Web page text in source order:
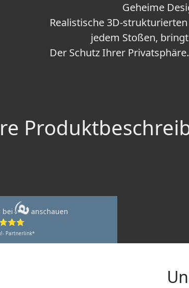
Geheime
Realistische 3D-
jedem Stoßen,
Der Schutz Ihrer
bei
anschauen
Partnerlink*